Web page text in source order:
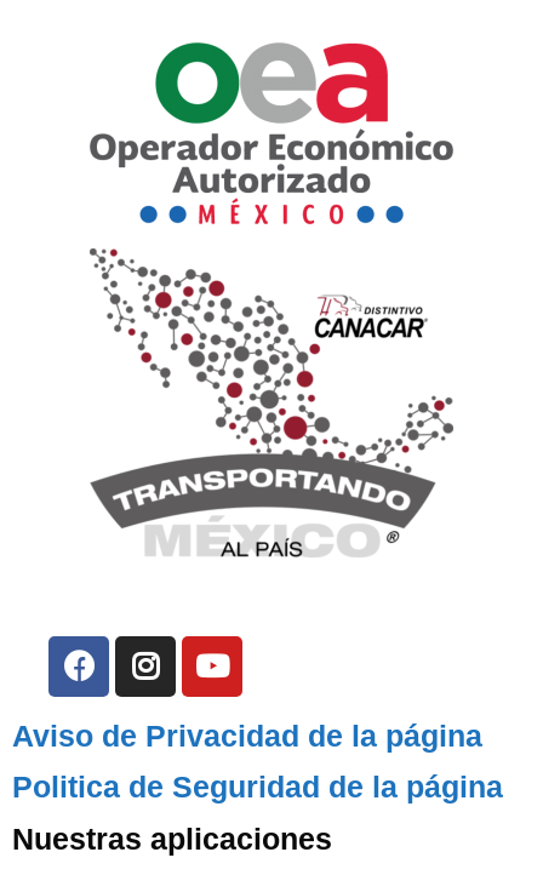
Aviso de Privacidad de la página
Politica de Seguridad de la página
Nuestras aplicaciones